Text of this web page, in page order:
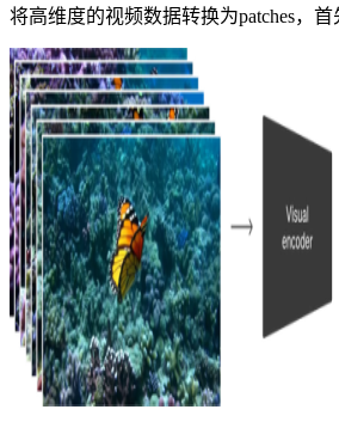
将高维度的视频数据转换为patches，首